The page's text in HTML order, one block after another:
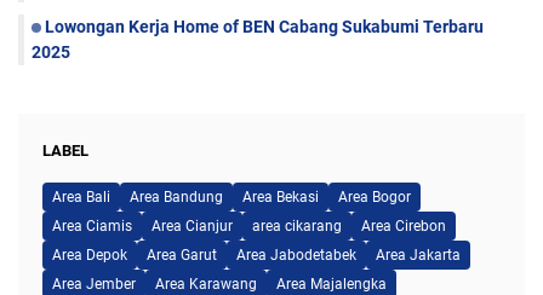
Lowongan Kerja Home of BEN Cabang Sukabumi Terbaru
2025
LABEL
Area Bali Area Bandung Area Bekasi
Area Bogor
Area Ciamis
Area Cianjur area cikarang
Area Cirebon
Area Depok
Area Garut Area Jabodetabek
Area Jakarta
Area Jember
Area Karawang
Area Majalengka